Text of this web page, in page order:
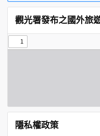
觀光署發布之國外旅
隱私權政策